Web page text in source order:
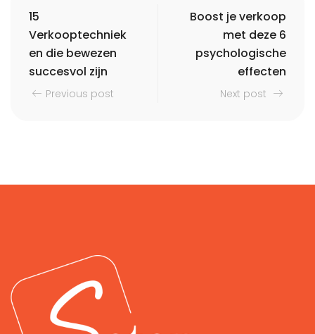
15
Verkooptechniek
en die bewezen
succesvol zijn
Previous post
Boost je verkoop
met deze 6
psychologische
effecten
Next post